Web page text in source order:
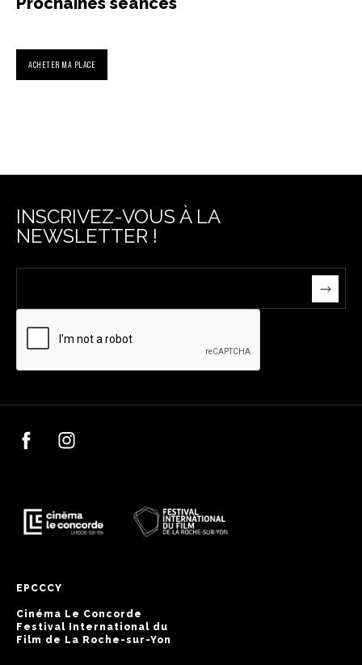
ACHETER MA PLACE
INSCRIVEZ-VOUS À LA
NEWSLETTER !
EPCCCY
Cinéma Le Concorde
Festival International du
Film de La Roche-sur-Yon